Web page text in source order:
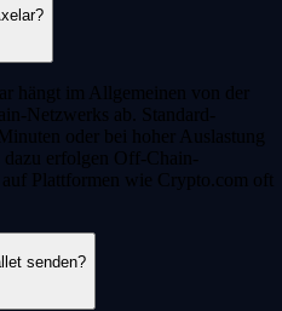
hängt im Allgemeinen von der
Netzwerks ab. Standard-
oder bei hoher Auslastung
dazu erfolgen Off-Chain-
Plattformen wie Crypto.com oft
senden?